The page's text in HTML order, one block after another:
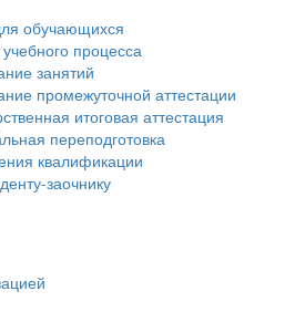
обучающихся
процесса
занятий
промежуточной аттестации
итоговая аттестация
переподготовка
квалификации
заочнику